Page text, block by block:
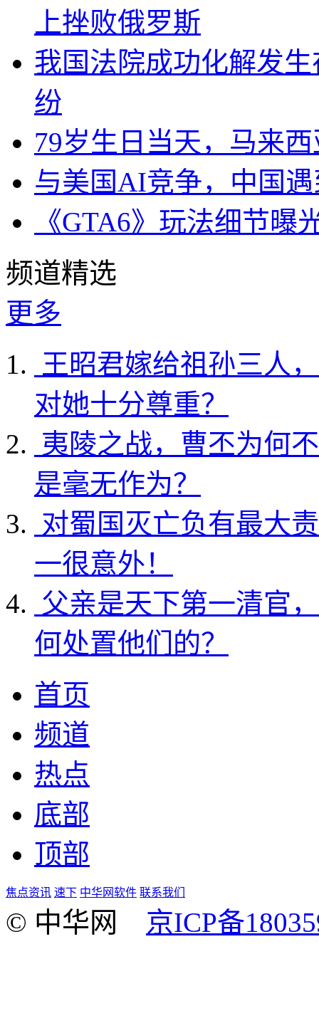
上挫败俄罗斯
我国法院成功化解发
纷
79岁生日当天，马来
与美国AI竞争，中国
《GTA6》玩法细节
频道精选
更多
王昭君嫁给祖孙三人
对她十分尊重？
夷陵之战，曹丕为何
是毫无作为？
对蜀国灭亡负有最大
一很意外！
父亲是天下第一清官
何处置他们的？
首页
频道
热点
底部
顶部
焦点资讯 速下 中华网软件 联系我们
© 中华网 京ICP备